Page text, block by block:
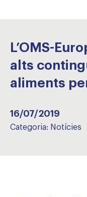
L’OMS-
alts
aliments
16/07/2019
Categoria: Notícies